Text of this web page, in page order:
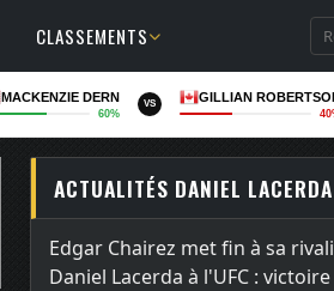
CLASSEMENTS
MACKENZIE DERN
60%
VS GILLIAN
ACTUALITÉS DANIEL LACERDA
Edgar Chairez met fin à sa
Daniel Lacerda à l'UFC :